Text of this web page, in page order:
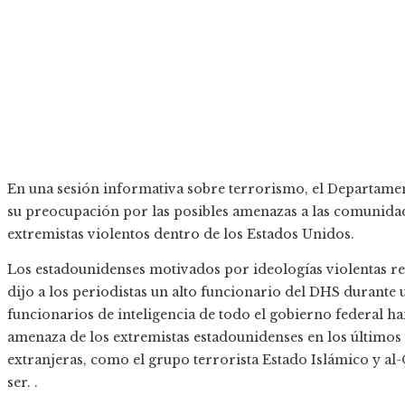
En una sesión informativa sobre terrorismo, el
su preocupación por las posibles amenazas a las
extremistas violentos dentro de los Estados Unidos.
Los estadounidenses motivados por ideologías violentas
dijo a los periodistas un alto funcionario del DHS durante
funcionarios de inteligencia de todo el gobierno federal
amenaza de los extremistas estadounidenses en los
extranjeras, como el grupo terrorista Estado Islámico y
ser. .